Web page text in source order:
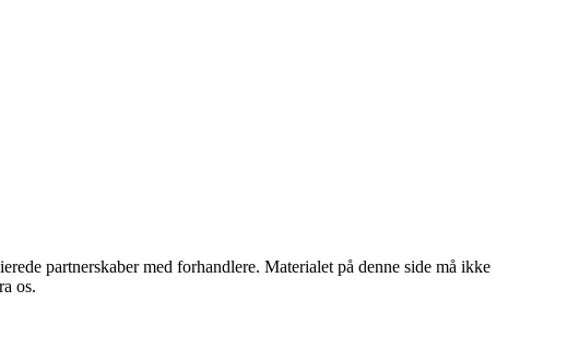
partnerskaber med forhandlere. Materialet på denne side må ikke
os.